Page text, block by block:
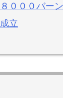
０００バーン
立